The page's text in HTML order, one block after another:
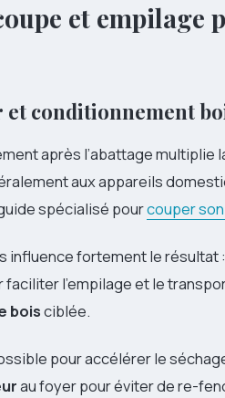
et empilage
conditionnement
après l’abattage multiplie
aux appareils
spécialisé pourcouper
influence fortement le
l’empilage et le
boisciblée.
pour accélérer le
au foyer pour éviter de re-